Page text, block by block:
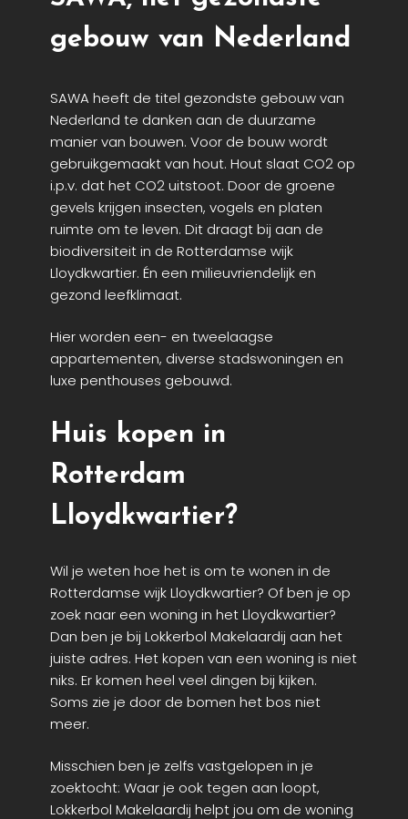
gebouw van Nederland
SAWA heeft de titel gezondste gebouw van
Nederland te danken aan de duurzame
manier van bouwen. Voor de bouw wordt
gebruikgemaakt van hout. Hout slaat CO2 op
i.p.v. dat het CO2 uitstoot. Door de groene
gevels krijgen insecten, vogels en platen
ruimte om te leven. Dit draagt bij aan de
biodiversiteit in de Rotterdamse wijk
Lloydkwartier. Én een milieuvriendelijk en
gezond leefklimaat.
Hier worden een- en tweelaagse
appartementen, diverse stadswoningen en
luxe penthouses gebouwd.
Huis kopen in
Rotterdam
Lloydkwartier?
Wil je weten hoe het is om te wonen in de
Rotterdamse wijk Lloydkwartier? Of ben je op
zoek naar een woning in het Lloydkwartier?
Dan ben je bij Lokkerbol Makelaardij aan het
juiste adres. Het kopen van een woning is niet
niks. Er komen heel veel dingen bij kijken.
Soms zie je door de bomen het bos niet
meer.
Misschien ben je zelfs vastgelopen in je
zoektocht: Waar je ook tegen aan loopt,
Lokkerbol Makelaardij helpt jou om de woning